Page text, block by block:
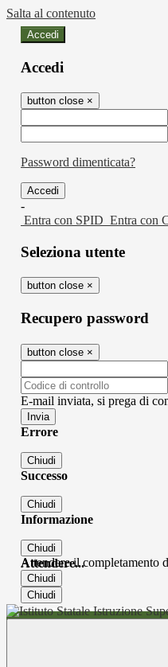
Salta al contenuto
Accedi
Accedi
button close ×
Password dimenticata?
-
Entra con SPID Entra con
Seleziona utente
button close ×
Recupero password
button close ×
E-mail inviata, si prega di
Errore
Chiudi
Successo
Chiudi
Informazione
Chiudi
Attendere...
Attendere il completamento
Chiudi
Chiudi